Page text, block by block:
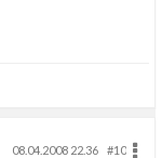
08.04.2008 22.36
#10